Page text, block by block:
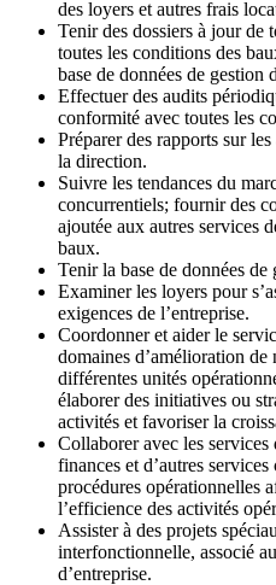
des loyers et autres frais
Tenir des dossiers à jour de
toutes les conditions des
base de données de gestion
Effectuer des audits
conformité avec toutes les
Préparer des rapports sur
la direction.
Suivre les tendances du
concurrentiels; fournir des
ajoutée aux autres services
baux.
Tenir la base de données de
Examiner les loyers pour
exigences de l’entreprise.
Coordonner et aider le
domaines d’amélioration
différentes unités
élaborer des initiatives ou
activités et favoriser la
Collaborer avec les
finances et d’autres
procédures opérationnelles
l’efficience des activités
Assister à des projets
interfonctionnelle, associé
d’entreprise.